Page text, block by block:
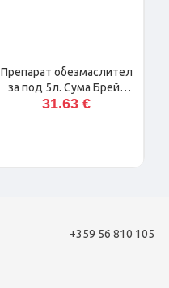
Препарат обезмаслител
за под 5л. Сума Брейк
ЪП Д3.5
31.63 €
+359 56 810 105